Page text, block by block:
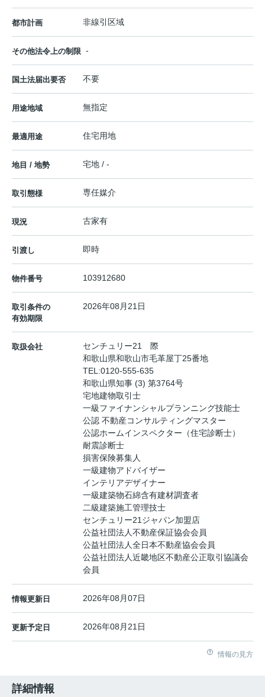
都市計画 非線引区域
その他法令上の制限 -
国土法届出要否 不要
用途地域 無指定
最適用途 住宅用地
地目 / 地勢 宅地 / -
取引態様 専任媒介
現況 古家有
引渡し 即時
物件番号 103912680
取引条件の
有効期限
2026年08月21日
取扱会社
センチュリー21 際
和歌山県和歌山市毛革屋丁25番地
TEL:0120-555-635
和歌山県知事 (3) 第3764号
宅地建物取引士
一級ファイナンシャルプランニング技能士
公認 不動産コンサルティングマスター
公認ホームインスペクター（住宅診断士）
耐震診断士
損害保険募集人
一級建物アドバイザー
インテリアデザイナー
一級建築物石綿含有建材調査者
二級建築施工管理技士
センチュリー21ジャパン加盟店
公益社団法人不動産保証協会会員
公益社団法人全日本不動産協会会員
公益社団法人近畿地区不動産公正取引協議会
会員
情報更新日 2026年08月07日
更新予定日 2026年08月21日
情報の見方
詳細情報